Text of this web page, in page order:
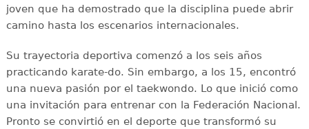
joven que ha demostrado que la disciplina puede abrir
camino hasta los escenarios internacionales.
Su trayectoria deportiva comenzó a los seis años
practicando karate-do. Sin embargo, a los 15, encontró
una nueva pasión por el taekwondo. Lo que inició como
una invitación para entrenar con la Federación Nacional.
Pronto se convirtió en el deporte que transformó su